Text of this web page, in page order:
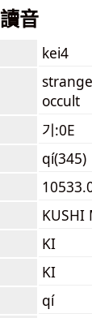
音
kei4
occult
기:0E
qí(345)
KUSHI
KI
KI
qí